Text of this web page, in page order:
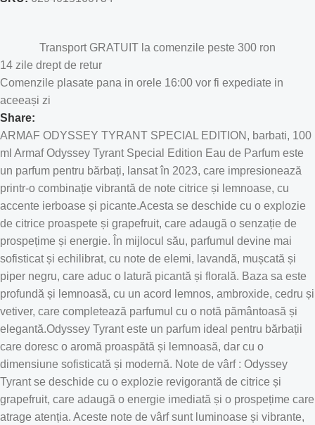
Transport GRATUIT la comenzile peste 300 ron
14 zile drept de retur
Comenzile plasate pana in orele 16:00 vor fi expediate in
aceeași zi
Share:
ARMAF ODYSSEY TYRANT SPECIAL EDITION, barbati, 100
ml Armaf Odyssey Tyrant Special Edition Eau de Parfum este
un parfum pentru bărbați, lansat în 2023, care impresionează
printr-o combinație vibrantă de note citrice și lemnoase, cu
accente ierboase și picante.Acesta se deschide cu o explozie
de citrice proaspete și grapefruit, care adaugă o senzație de
prospețime și energie. În mijlocul său, parfumul devine mai
sofisticat și echilibrat, cu note de elemi, lavandă, mușcată și
piper negru, care aduc o latură picantă și florală. Baza sa este
profundă și lemnoasă, cu un acord lemnos, ambroxide, cedru și
vetiver, care completează parfumul cu o notă pământoasă și
elegantă.Odyssey Tyrant este un parfum ideal pentru bărbații
care doresc o aromă proaspătă și lemnoasă, dar cu o
dimensiune sofisticată și modernă. Note de vârf : Odyssey
Tyrant se deschide cu o explozie revigorantă de citrice și
grapefruit, care adaugă o energie imediată și o prospețime care
atrage atenția. Aceste note de vârf sunt luminoase și vibrante,